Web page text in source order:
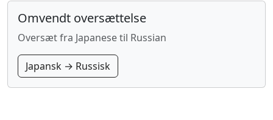
Omvendt oversættelse
Oversæt fra Japanese til Russian
Japansk → Russisk